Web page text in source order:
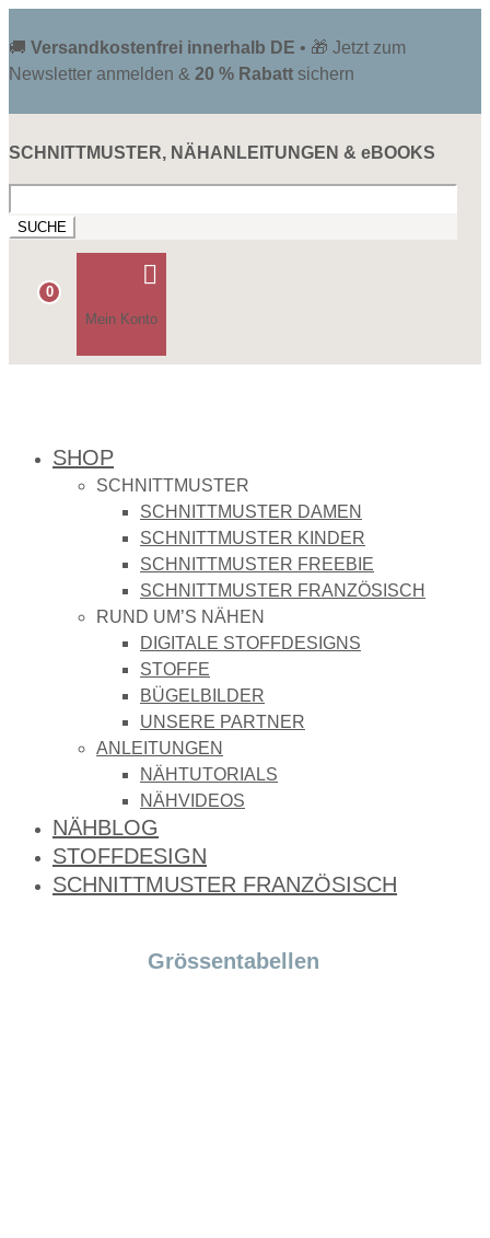
🚚 Versandkostenfrei innerhalb DE • 🎁 Jetzt zum
Newsletter anmelden & 20 % Rabatt sichern
SCHNITTMUSTER, NÄHANLEITUNGEN & eBOOKS
nach:
0

Mein Konto
SHOP
SCHNITTMUSTER
SCHNITTMUSTER DAMEN
SCHNITTMUSTER KINDER
SCHNITTMUSTER FREEBIE
SCHNITTMUSTER FRANZÖSISCH
RUND UM’S NÄHEN
DIGITALE STOFFDESIGNS​
STOFFE
BÜGELBILDER
UNSERE PARTNER
ANLEITUNGEN
NÄHTUTORIALS
NÄHVIDEOS
NÄHBLOG
STOFFDESIGN
SCHNITTMUSTER FRANZÖSISCH
Grössentabellen